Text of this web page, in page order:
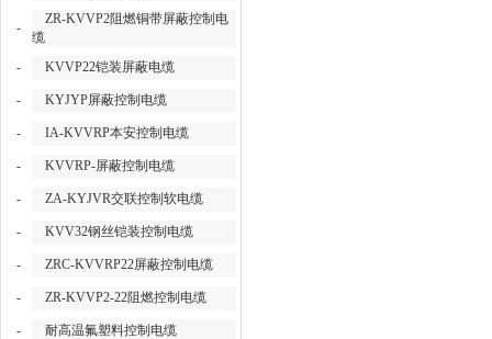
-
ZR-KVVP2阻燃铜带屏蔽控制电
缆
-
KVVP22铠装屏蔽电缆
- KYJYP屏蔽控制电缆
- IA-KVVRP本安控制电缆
- KVVRP-屏蔽控制电缆
- ZA-KYJVR交联控制软电缆
- KVV32钢丝铠装控制电缆
- ZRC-KVVRP22屏蔽控制电缆
- ZR-KVVP2-22阻燃控制电缆
- 耐高温氟塑料控制电缆